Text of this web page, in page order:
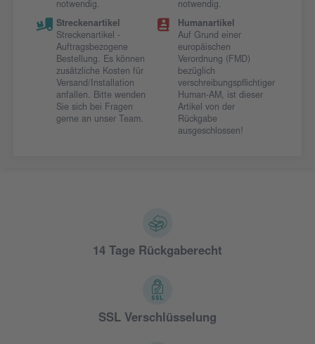
notwendig.
notwendig.
Streckenartikel
Streckenartikel -
Auftragsbezogene
Bestellung. Es können
zusätzliche Kosten für
Versand/Installation
anfallen. Bitte wenden
Sie sich bei Fragen
gerne an unser Team.
Humanartikel
Auf Grund einer
europäischen
Verordnung (FMD)
bezüglich
verschreibungspflichtiger
Human-AM, ist dieser
Artikel von der
Rückgabe
ausgeschlossen!
14 Tage Rückgaberecht
SSL Verschlüsselung